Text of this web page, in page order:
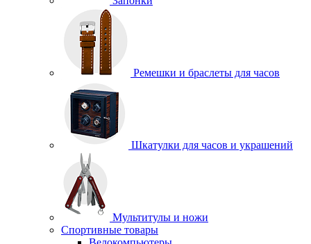
Ремешки и браслеты для часов
Шкатулки для часов и украшений
Мультитулы и ножи
Спортивные товары